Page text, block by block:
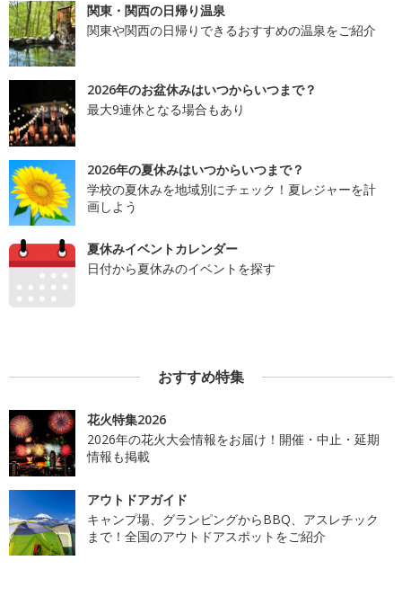
関東・関西の日帰り温泉
関東や関西の日帰りできるおすすめの温泉をご紹介
2026年のお盆休みはいつからいつまで？
最大9連休となる場合もあり
2026年の夏休みはいつからいつまで？
学校の夏休みを地域別にチェック！夏レジャーを計
画しよう
夏休みイベントカレンダー
日付から夏休みのイベントを探す
おすすめ特集
花火特集2026
2026年の花火大会情報をお届け！開催・中止・延期
情報も掲載
アウトドアガイド
キャンプ場、グランピングからBBQ、アスレチック
まで！全国のアウトドアスポットをご紹介